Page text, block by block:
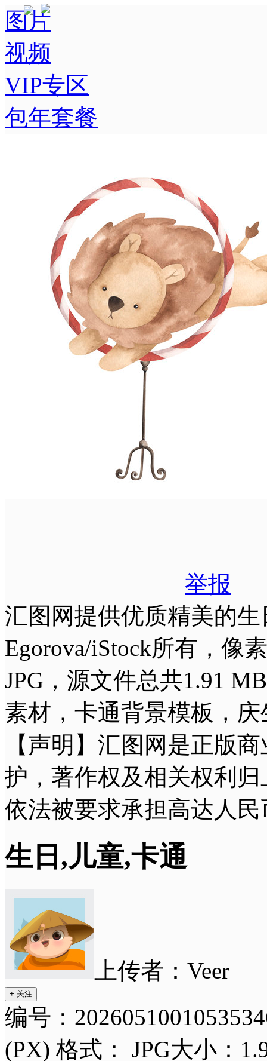
图片
视频
VIP专区
包年套餐
举报
汇图网提供优质精美的
Egorova/iStock所有，像
JPG，源文件总共1.91
素材，卡通背景模板，
【声明】汇图网是正版
护，著作权及相关权利
依法被要求承担高达人
生日,儿童,卡通
上传者： Veer
+ 关注
编号：
(PX) 格式： JPG大小：